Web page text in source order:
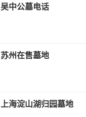
吴中公墓电话
苏州在售墓地
上海淀山湖归园墓地